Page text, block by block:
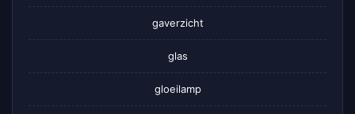
gaverzicht
glas
gloeilamp